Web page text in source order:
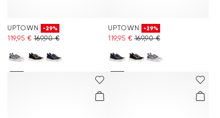
UPTOWN -29%
119,95 € 169,90 €
UPTOWN -29%
119,95 € 169,90 €